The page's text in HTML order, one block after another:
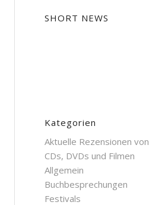
SHORT NEWS
Kategorien
Aktuelle Rezensionen von
CDs, DVDs und Filmen
Allgemein
Buchbesprechungen
Festivals